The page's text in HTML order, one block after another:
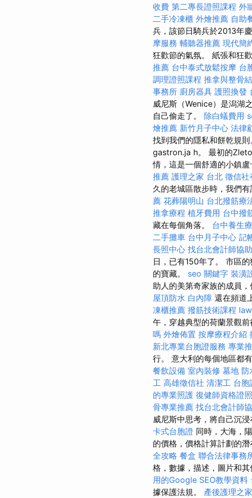
收費 第二專長證照課程 外
二手冷凍櫃 外燴推薦 自助
兵，該節日騎兵於2013年
摩服務 輔聽器推薦 現代簡
狂歡節的氣氛。 紙張和狂
推薦 台中泰式放鬆按摩 台
調理證照課程 推拿與整骨
事務所 廚房器具 護照換發
威尼斯（Wenice）是潟湖
自己偷走了。 除白蟻費用
燴推薦 新竹月子中心 法律
找到我們的隱私和餅乾規
gastron.ja h。 最初的
情，這是一個舒適的小鎮
推薦 護理之家 台北 徵信社
久的老城區散步時，我們
薦 花葬陽明山 台北撥筋療
推拿療程 植牙費用 台中撥
藏在每個角落。 台中養生
二手攤車 台中月子中心 記
長照中心 找台北會計師協
日，已有150年了。 市區
的寶藏。 seo 關鍵字 裝潢
助人的美第奇家族的成員
屋頂防水 白內障 還在頻道
凍櫃推薦 撥筋技術課程
午，穿越典型的荷蘭景觀
嗎 外燴佈置 按摩療程介紹
新北專業台胞證服務 專業
行。 意大利的每個地區都
餐飲設備 室內裝修 墓地 防
工 高雄徵信社 清潔工 台胞
的專業照護 復健師資格證照
骨專業推薦 找台北會計師
威尼斯中思考，將自己沉
卡式台胞證 同時，大海，
的價格，價格計算計劃的
全攻略 餐盒 聯合法律事務
格，數據，描述，圖片和
用的Google SEO教學資料
據保護法規。 產後護理之